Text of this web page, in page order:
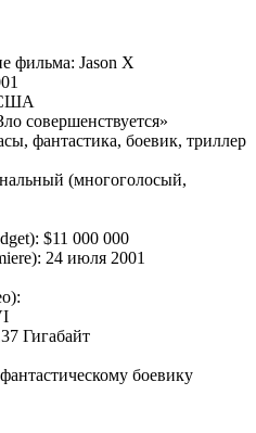
фильма: Jason X
США
совершенствуется»
фантастика, боевик, триллер
(многоголосый,
$11 000 000
24 июля 2001
Гигабайт
боевику